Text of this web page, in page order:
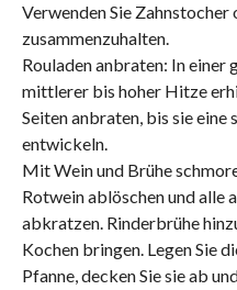
Verwenden Sie Zahnstocher
zusammenzuhalten.
Rouladen anbraten: In einer
mittlerer bis hoher Hitze
Seiten anbraten, bis sie
entwickeln.
Mit Wein und Brühe
Rotwein ablöschen und alle
abkratzen. Rinderbrühe
Kochen bringen. Legen Sie
Pfanne, decken Sie sie ab